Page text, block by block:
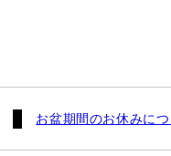
お盆期間のお休みに